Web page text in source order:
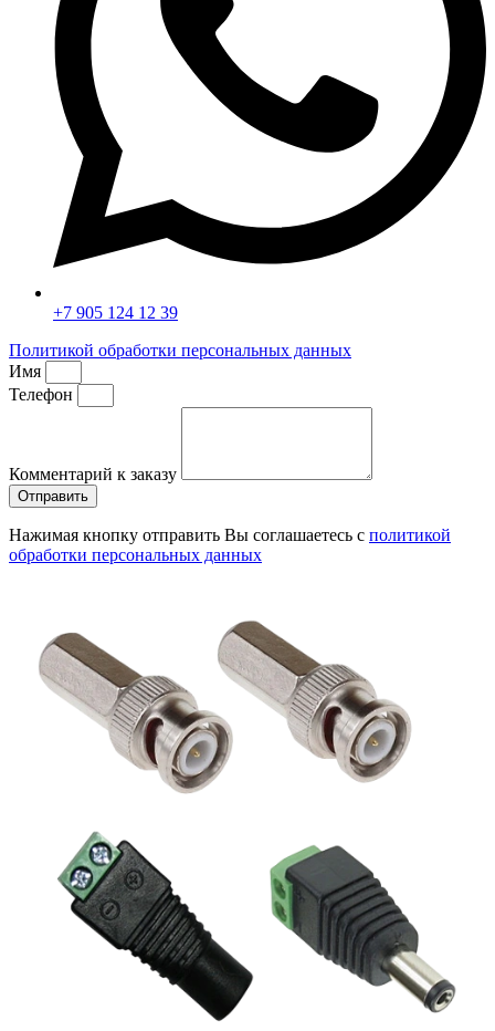
+7 905 124 12 39
Политикой обработки персональных данных
Имя
Телефон
Комментарий к заказу
Отправить
Нажимая кнопку отправить Вы соглашаетесь с политикой
обработки персональных данных